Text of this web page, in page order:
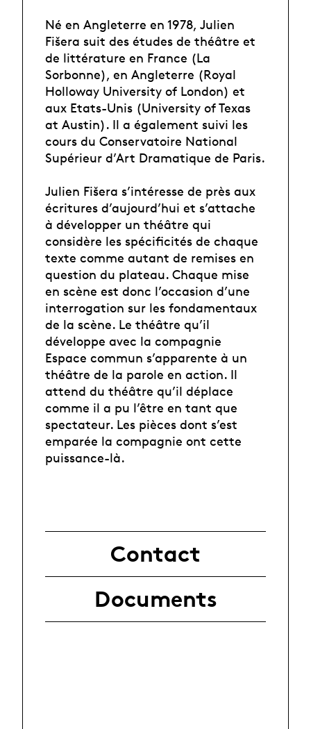
Né en Angleterre en 1978, Julien
Fišera suit des études de théâtre et
de littérature en France (La
Sorbonne), en Angleterre (Royal
Holloway University of London) et
aux Etats-Unis (University of Texas
at Austin). Il a également suivi les
cours du Conservatoire National
Supérieur d’Art Dramatique de Paris.
Julien Fišera s’intéresse de près aux
écritures d’aujourd’hui et s’attache
à développer un théâtre qui
considère les spécificités de chaque
texte comme autant de remises en
question du plateau. Chaque mise
en scène est donc l’occasion d’une
interrogation sur les fondamentaux
de la scène. Le théâtre qu’il
développe avec la compagnie
Espace commun s’apparente à un
théâtre de la parole en action. Il
attend du théâtre qu’il déplace
comme il a pu l’être en tant que
spectateur. Les pièces dont s’est
emparée la compagnie ont cette
puissance-là.
Contact
Documents